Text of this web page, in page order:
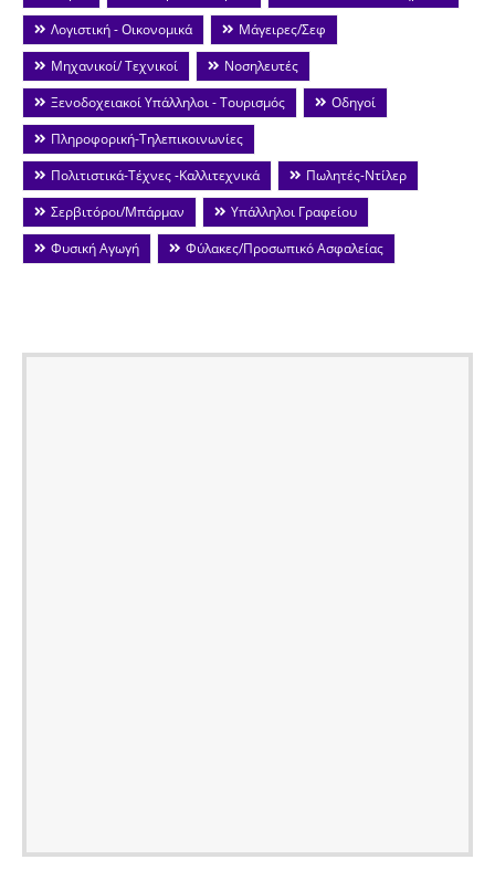
Λογιστική - Οικονομικά
Μάγειρες/Σεφ
Μηχανικοί/ Τεχνικοί
Νοσηλευτές
Ξενοδοχειακοί Υπάλληλοι - Τουρισμός
Οδηγοί
Πληροφορική-Τηλεπικοινωνίες
Πολιτιστικά-Τέχνες -Καλλιτεχνικά
Πωλητές-Ντίλερ
Σερβιτόροι/Μπάρμαν
Υπάλληλοι Γραφείου
Φυσική Αγωγή
Φύλακες/Προσωπικό Ασφαλείας